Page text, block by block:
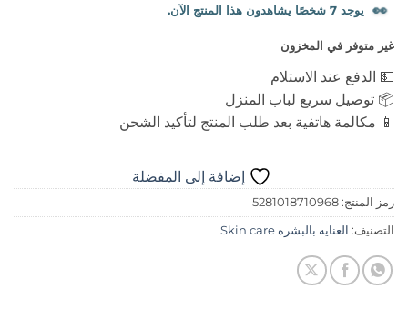
👀 يوجد 7 شخصًا يشاهدون هذا المنتج الآن.
غير متوفر في المخزون
💵 الدفع عند الاستلام
📦 توصيل سريع لباب المنزل
📱 مكالمة هاتفية بعد طلب المنتج لتأكيد الشحن
إضافة إلى المفضلة
رمز المنتج: 5281018710968
التصنيف: العنايه بالبشره Skin care